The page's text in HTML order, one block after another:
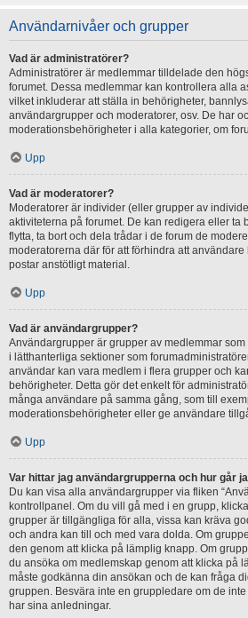
Användarnivåer och grupper
Vad är administratörer?
Administratörer är medlemmar tilldelade den
forumet. Dessa medlemmar kan kontrollera alla
vilket inkluderar att ställa in behörigheter,
användargrupper och moderatorer, osv. De har
moderationsbehörigheter i alla kategorier, om
Upp
Vad är moderatorer?
Moderatorer är individer (eller grupper av
aktiviteterna på forumet. De kan redigera eller ta
flytta, ta bort och dela trådar i de forum de
moderatorerna där för att förhindra att
postar anstötligt material.
Upp
Vad är användargrupper?
Användargrupper är grupper av medlemmar
i lätthanterliga sektioner som
användar kan vara medlem i flera grupper och
behörigheter. Detta gör det enkelt för
många användare på samma gång, som till
moderationsbehörigheter eller ge användare
Upp
Var hittar jag användargrupperna och hur går
Du kan visa alla användargrupper via fliken
kontrollpanel. Om du vill gå med i en grupp,
grupper är tillgängliga för alla, vissa kan kräva
och andra kan till och med vara dolda. Om
den genom att klicka på lämplig knapp. Om
du ansöka om medlemskap genom att klicka på
måste godkänna din ansökan och de kan fråga
gruppen. Besvära inte en gruppledare om de
har sina anledningar.